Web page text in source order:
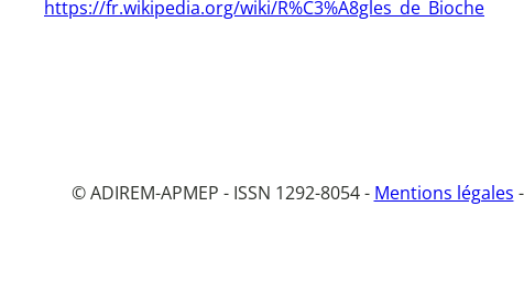
https://fr.wikipedia.org/wiki/R%C3%A8gles_de_Bioche
© ADIREM-APMEP - ISSN 1292-8054 - Mentions légales -